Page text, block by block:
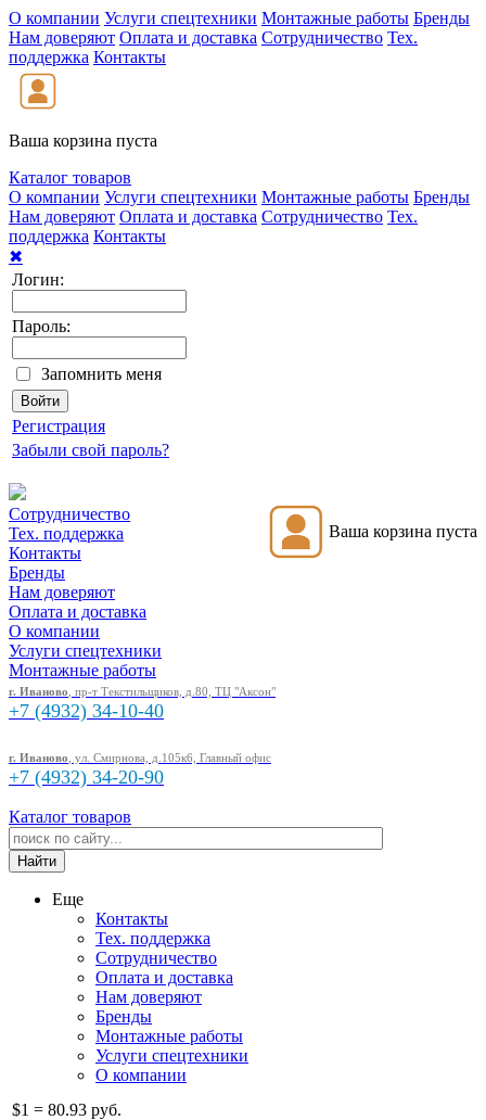
О компании Услуги спецтехники Монтажные работы Бренды
Нам доверяют Оплата и доставка Сотрудничество Тех.
поддержка Контакты
Ваша корзина пуста
Каталог товаров
О компании Услуги спецтехники Монтажные работы Бренды
Нам доверяют Оплата и доставка Сотрудничество Тех.
поддержка Контакты
✖
Логин:
Пароль:
Запомнить меня
Регистрация
Забыли свой пароль?
Ваша корзина пуста
Сотрудничество
Тех. поддержка
Контакты
Бренды
Нам доверяют
Оплата и доставка
О компании
Услуги спецтехники
Монтажные работы
г. Иваново , пр-т Текстильщиков, д.80, ТЦ "Аксон"
+7 (4932) 34-10-40
г. Иваново , ул. Смирнова, д.105к6, Главный офис
+7 (4932) 34-20-90
Каталог товаров
Еще
Контакты
Тех. поддержка
Сотрудничество
Оплата и доставка
Нам доверяют
Бренды
Монтажные работы
Услуги спецтехники
О компании
$1 = 80.93 руб.